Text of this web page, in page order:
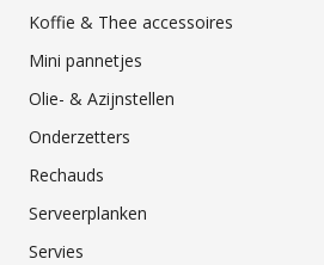
Koffie & Thee accessoires
Mini pannetjes
Olie- & Azijnstellen
Onderzetters
Rechauds
Serveerplanken
Servies